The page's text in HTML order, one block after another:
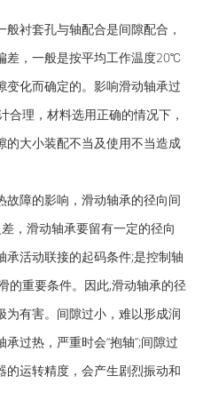
衬套孔与轴配合是间隙配合，
差，一般是按平均工作温度20℃
变化而确定的。影响滑动轴承过
合理，材料选用正确的情况下，
的大小装配不当及使用不当造成
障的影响，滑动轴承的径向间
，滑动轴承要留有一定的径向
活动联接的起码条件;是控制轴
的重要条件。因此,滑动轴承的径
为有害。间隙过小，难以形成润
过热，严重时会“抱轴”;间隙过
的运转精度，会产生剧烈振动和